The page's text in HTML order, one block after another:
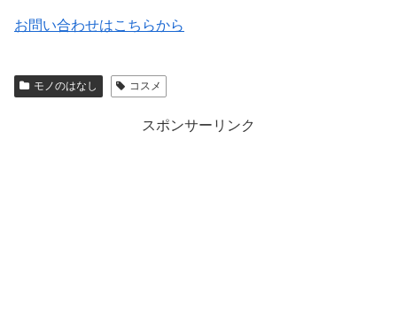
お問い合わせはこちらから
モノのはなし コスメ
スポンサーリンク